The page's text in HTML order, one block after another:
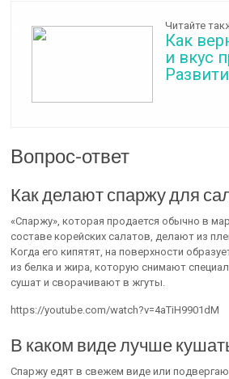
Читайте
Как
и вкус
Вопрос-ответ
Как делают спаржу для
«Спаржу», которая продается обычно в
составе корейских салатов, делают из
Когда его кипятят, на поверхности
из белка и жира, которую снимают
сушат и сворачивают в жгуты.
https://youtube.com/watch?v=4aTiH9901dM
В каком виде лучше
Спаржу едят в свежем виде или